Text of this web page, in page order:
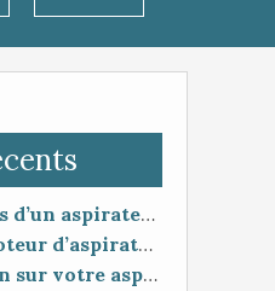
« Changer les charbons d’un aspirateur centralisé : entretien utile ou coup de poker ? »
Comment câbler un moteur d’aspirateur
Vous avez une question sur votre aspiration centralisée ?